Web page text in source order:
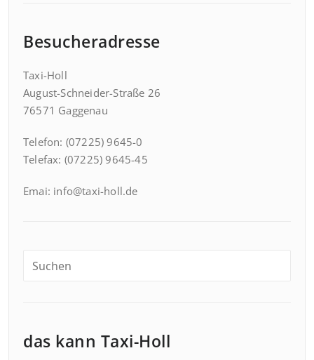
Besucheradresse
Taxi-Holl
August-Schneider-Straße 26
76571 Gaggenau
Telefon: (07225) 9645-0
Telefax: (07225) 9645-45
Emai: info@taxi-holl.de
das kann Taxi-Holl